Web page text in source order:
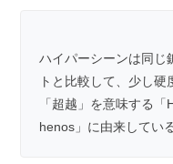
ハイパーシーンは同じ
トと比較して、少し
「超越」を意味する
henos」に由来してい